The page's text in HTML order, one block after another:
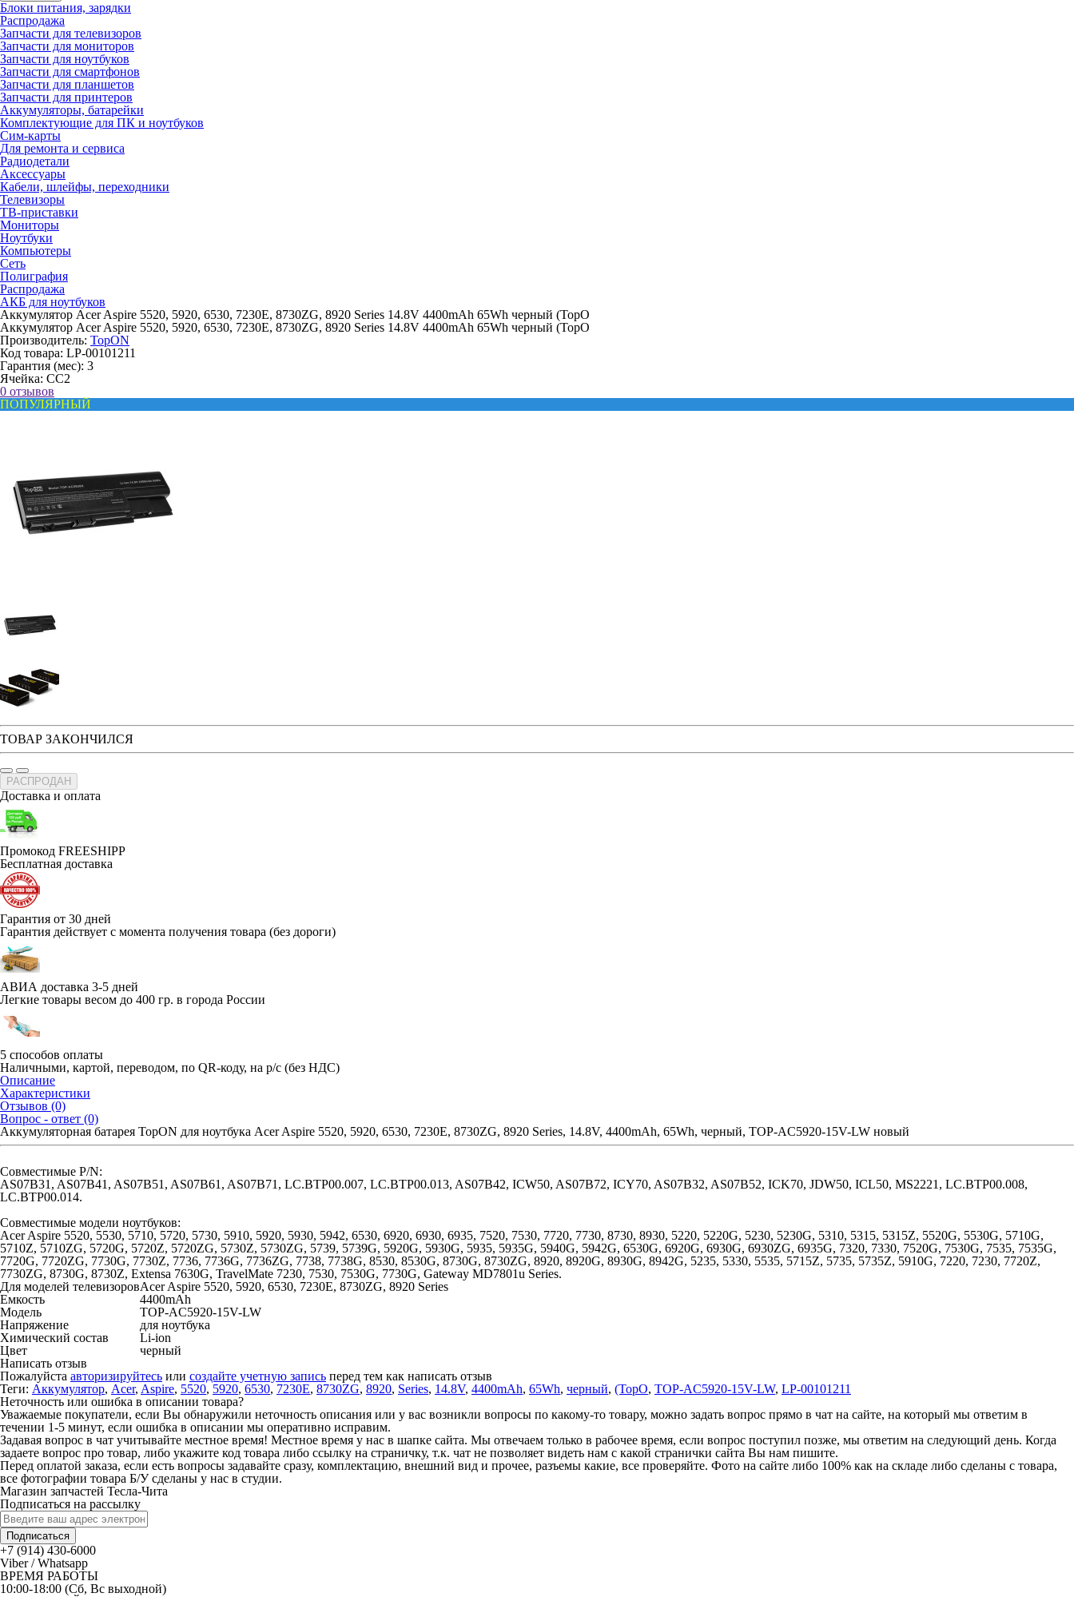
Блоки питания, зарядки
Распродажа
Запчасти для телевизоров
Запчасти для мониторов
Запчасти для ноутбуков
Запчасти для смартфонов
Запчасти для планшетов
Запчасти для принтеров
Аккумуляторы, батарейки
Комплектующие для ПК и ноутбуков
Сим-карты
Для ремонта и сервиса
Радиодетали
Аксессуары
Кабели, шлейфы, переходники
Телевизоры
ТВ-приставки
Мониторы
Ноутбуки
Компьютеры
Сеть
Полиграфия
Распродажа
АКБ для ноутбуков
Аккумулятор Acer Aspire 5520, 5920, 6530, 7230E, 8730ZG, 8920 Series 14.8V 4400mAh 65Wh черный (TopO
Аккумулятор Acer Aspire 5520, 5920, 6530, 7230E, 8730ZG, 8920 Series 14.8V 4400mAh 65Wh черный (TopO
Производитель: TopON
Код товара: LP-00101211
Гарантия (мес): 3
Ячейка: CC2
0 отзывов
ПОПУЛЯРНЫЙ
ТОВАР ЗАКОНЧИЛСЯ
РАСПРОДАН
Доставка и оплата
Промокод FREESHIPP
Бесплатная доставка
Гарантия от 30 дней
Гарантия действует с момента получения товара (без дороги)
АВИА доставка 3-5 дней
Легкие товары весом до 400 гр. в города России
5 способов оплаты
Наличными, картой, переводом, по QR-коду, на р/с (без НДС)
Описание
Характеристики
Отзывов (0)
Вопрос - ответ (0)
Аккумуляторная батарея TopON для ноутбука Acer Aspire 5520, 5920, 6530, 7230E, 8730ZG, 8920 Series, 14.8V, 4400mAh, 65Wh, черный, TOP-AC5920-15V-LW новый
Совместимые P/N:
AS07B31, AS07B41, AS07B51, AS07B61, AS07B71, LC.BTP00.007, LC.BTP00.013, AS07B42, ICW50, AS07B72, ICY70, AS07B32, AS07B52, ICK70, JDW50, ICL50, MS2221, LC.BTP00.008,
LC.BTP00.014.
Совместимые модели ноутбуков:
Acer Aspire 5520, 5530, 5710, 5720, 5730, 5910, 5920, 5930, 5942, 6530, 6920, 6930, 6935, 7520, 7530, 7720, 7730, 8730, 8930, 5220, 5220G, 5230, 5230G, 5310, 5315, 5315Z, 5520G, 5530G, 5710G,
5710Z, 5710ZG, 5720G, 5720Z, 5720ZG, 5730Z, 5730ZG, 5739, 5739G, 5920G, 5930G, 5935, 5935G, 5940G, 5942G, 6530G, 6920G, 6930G, 6930ZG, 6935G, 7320, 7330, 7520G, 7530G, 7535, 7535G,
7720G, 7720ZG, 7730G, 7730Z, 7736, 7736G, 7736ZG, 7738, 7738G, 8530, 8530G, 8730G, 8730ZG, 8920, 8920G, 8930G, 8942G, 5235, 5330, 5535, 5715Z, 5735, 5735Z, 5910G, 7220, 7230, 7720Z,
7730ZG, 8730G, 8730Z, Extensa 7630G, TravelMate 7230, 7530, 7530G, 7730G, Gateway MD7801u Series.
Для моделей телевизоровAcer Aspire 5520, 5920, 6530, 7230E, 8730ZG, 8920 Series
Емкость
4400mAh
Модель
TOP-AC5920-15V-LW
Напряжение
для ноутбука
Химический состав
Li-ion
Цвет
черный
Написать отзыв
Пожалуйста авторизируйтесь или создайте учетную запись перед тем как написать отзыв
Теги: Аккумулятор, Acer, Aspire, 5520, 5920, 6530, 7230E, 8730ZG, 8920, Series, 14.8V, 4400mAh, 65Wh, черный, (TopO, TOP-AC5920-15V-LW, LP-00101211
Неточность или ошибка в описании товара?
Уважаемые покупатели, если Вы обнаружили неточность описания или у вас возникли вопросы по какому-то товару, можно задать вопрос прямо в чат на сайте, на который мы ответим в
течении 1-5 минут, если ошибка в описании мы оперативно исправим.
Задавая вопрос в чат учитывайте местное время! Местное время у нас в шапке сайта. Мы отвечаем только в рабочее время, если вопрос поступил позже, мы ответим на следующий день. Когда
задаете вопрос про товар, либо укажите код товара либо ссылку на страничку, т.к. чат не позволяет видеть нам с какой странички сайта Вы нам пишите.
Перед оплатой заказа, если есть вопросы задавайте сразу, комплектацию, внешний вид и прочее, разъемы какие, все проверяйте. Фото на сайте либо 100% как на складе либо сделаны с товара,
все фотографии товара Б/У сделаны у нас в студии.
Магазин запчастей Тесла-Чита
Подписаться на рассылку
Подписаться
+7 (914) 430-6000
Viber / Whatsapp
ВРЕМЯ РАБОТЫ
10:00-18:00 (Сб, Вс выходной)